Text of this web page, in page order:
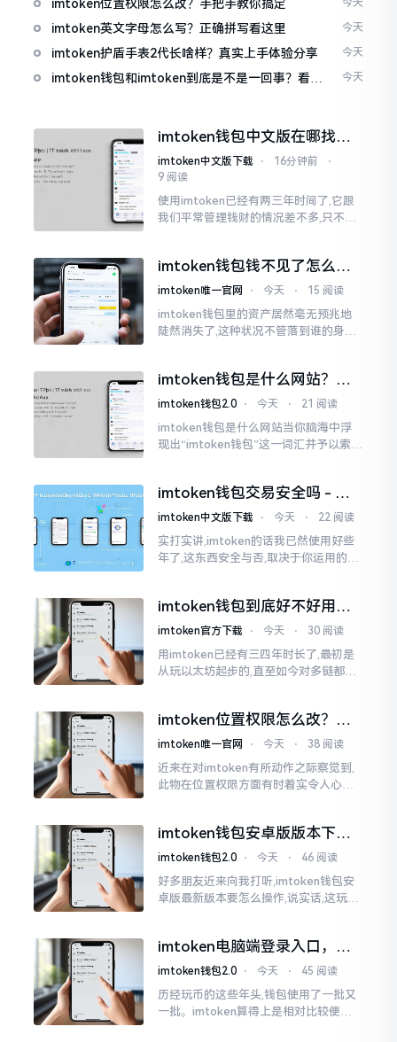
imtoken位置权限怎么改？手把手教你搞定 今天
imtoken英文字母怎么写？正确拼写看这里 今天
imtoken护盾手表2代长啥样？真实上手体验分享 今天
imtoken钱包和imtoken到底是不是一回事？看完
今天
imtoken钱包中文版在哪找？
老手教你避坑
imtoken中文版下载 ⋅ 16分钟前
⋅
9 阅读
使用imtoken已经有两三年时间了,它跟
我们平常管理钱财的情况差不多,只不过
许许多多的链接
imtoken钱包钱不见了怎么
办？老用户手把手教你找回
imtoken唯一官网 ⋅ 今天 ⋅ 15 阅读
imtoken钱包里的资产居然毫无预兆地
陡然消失了,这种状况不管落到谁的身上,
打开钱包查看时
imtoken钱包是什么网站？一
文说清楚这玩意
imtoken钱包2.0 ⋅ 今天 ⋅ 21 阅读
imtoken钱包是什么网站当你脑海中浮
现出“imtoken钱包”这一词汇并予以索求
我也曾短暂错愕
imtoken钱包交易安全吗 - 老
用户的一些心里话
imtoken中文版下载 ⋅ 今天 ⋅ 22 阅读
实打实讲,imtoken的话我已然使用好些
年了,这东西安全与否,取决于你运用的方
睹过非常多的人
imtoken钱包到底好不好用？
老玩家说说真实体验
imtoken官方下载 ⋅ 今天 ⋅ 30 阅读
用imtoken已经有三四年时长了,最初是
从玩以太坊起步的,直至如今对多链都有
imtoken位置权限怎么改？手
把手教你搞定
imtoken唯一官网 ⋅ 今天 ⋅ 38 阅读
近来在对imtoken有所动作之际察觉到,
此物在位置权限方面有时着实令人心生
的模样
imtoken钱包安卓版版本下载
安装教程
imtoken钱包2.0 ⋅ 今天 ⋅ 46 阅读
好多朋友近来向我打听,imtoken钱包安
卓版最新版本要怎么操作,说实话,这玩意
0版本
imtoken电脑端登录入口，地
址在这里
imtoken钱包2.0 ⋅ 今天 ⋅ 45 阅读
历经玩币的这些年头,钱包使用了一批又
一批。imtoken算得上是相对比较便于